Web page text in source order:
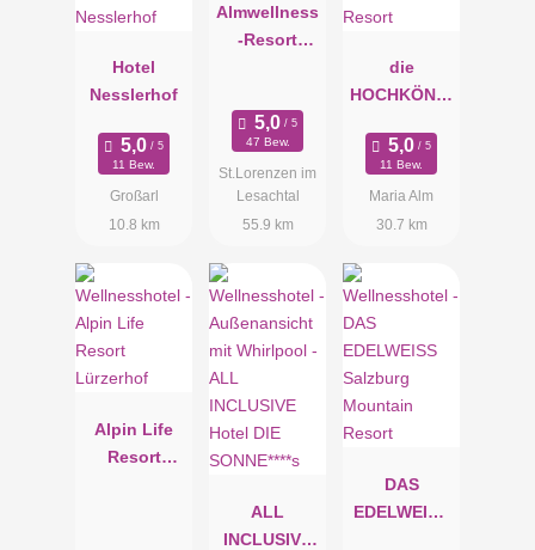
Mit viel Platz bietet die Ferienwohnung Silberpfennig den
perfekten Ort der Erholung für Großfamilien mit bis zu 6
Personen gleichzeitig. Die perfekte Ausgangslage für einen
geselligen und gemütlichen Familienurlaub zugleich.
Hotel
Nesslerhof
11 Bew.
Großarl
10.8 km
Almwellness
-Resort
47 Bew.
St.Lorenzen im
Lesachtal
55.9 km
die
HOCHKÖNIG
Mountain
Resort
11 Bew.
Maria Alm
30.7 km
Alpin Life
Resort
ALL
INCLUSIVE
DAS
EDELWEISS